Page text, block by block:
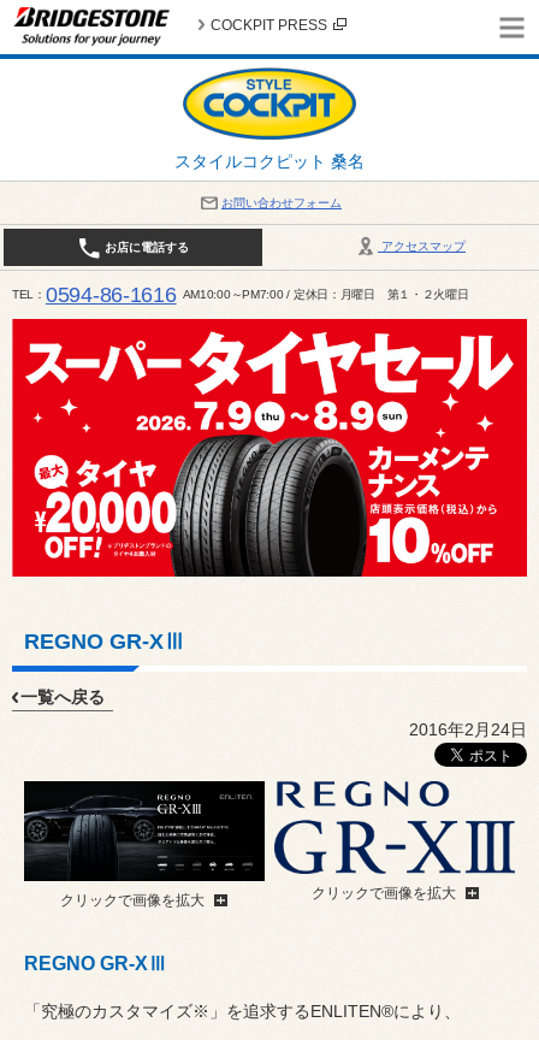
スタイルコクピット 桑名
COCKPIT PRESS
お問い合わせフォーム
アクセスマップ
お店に電話する
TEL 0594-86-1616 AM10:00～PM7:00 / 定休日：月曜日 第１・２火曜日
REGNO GR-XⅢ
一覧へ戻る
2016年2月24日
クリックで画像を拡大 クリックで画像を拡大
REGNO GR-XⅢ
「究極のカスタマイズ※」を追求するENLITEN®により、